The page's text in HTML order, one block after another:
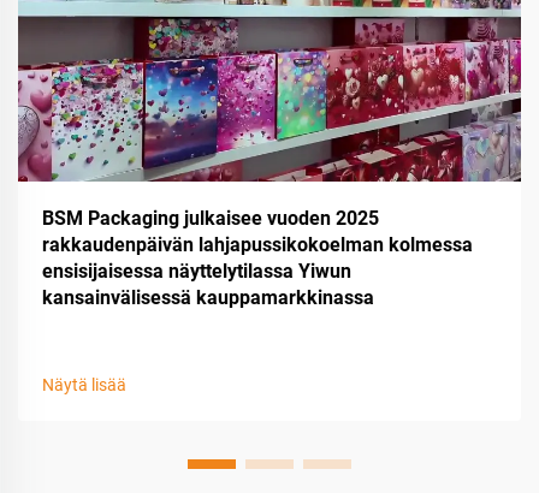
BSM Packaging julkaisee vuoden 2025
rakkaudenpäivän lahjapussikokoelman kolmessa
ensisijaisessa näyttelytilassa Yiwun
kansainvälisessä kauppamarkkinassa
Näytä lisää